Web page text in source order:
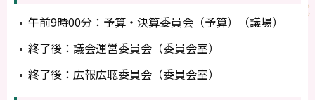
午前9時00分：予算・決算委員会（予算）（議場）
終了後：議会運営委員会（委員会室）
終了後：広報広聴委員会（委員会室）